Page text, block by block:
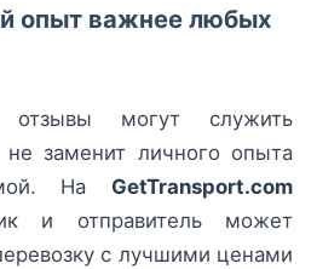
опыт важнее любых
могут служить
заменит личного опыта
На GetTransport.com
и отправитель может
с лучшими ценами